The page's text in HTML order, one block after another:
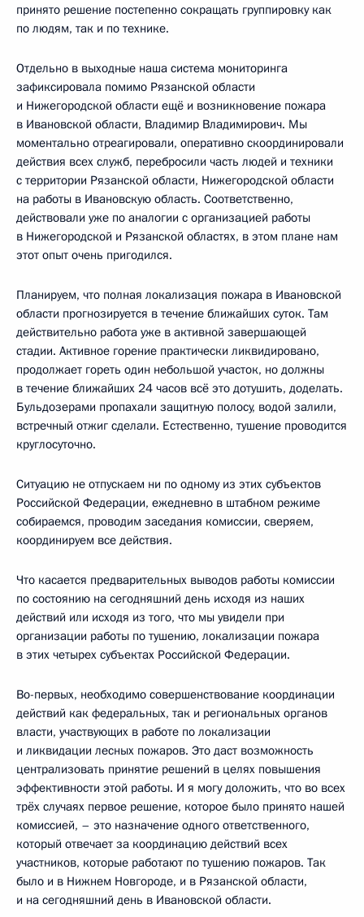
принято решение постепенно сокращать группировку как
по людям, так и по технике.
Отдельно в выходные наша система мониторинга
зафиксировала помимо Рязанской области
и Нижегородской области ещё и возникновение пожара
в Ивановской области, Владимир Владимирович. Мы
моментально отреагировали, оперативно скоординировали
действия всех служб, перебросили часть людей и техники
с территории Рязанской области, Нижегородской области
на работы в Ивановскую область. Соответственно,
действовали уже по аналогии с организацией работы
в Нижегородской и Рязанской областях, в этом плане нам
этот опыт очень пригодился.
Планируем, что полная локализация пожара в Ивановской
области прогнозируется в течение ближайших суток. Там
действительно работа уже в активной завершающей
стадии. Активное горение практически ликвидировано,
продолжает гореть один небольшой участок, но должны
в течение ближайших 24 часов всё это дотушить, доделать.
Бульдозерами пропахали защитную полосу, водой залили,
встречный отжиг сделали. Естественно, тушение проводится
круглосуточно.
Ситуацию не отпускаем ни по одному из этих субъектов
Российской Федерации, ежедневно в штабном режиме
собираемся, проводим заседания комиссии, сверяем,
координируем все действия.
Что касается предварительных выводов работы комиссии
по состоянию на сегодняшний день исходя из наших
действий или исходя из того, что мы увидели при
организации работы по тушению, локализации пожара
в этих четырех субъектах Российской Федерации.
Во-первых, необходимо совершенствование координации
действий как федеральных, так и региональных органов
власти, участвующих в работе по локализации
и ликвидации лесных пожаров. Это даст возможность
централизовать принятие решений в целях повышения
эффективности этой работы. И я могу доложить, что во всех
трёх случаях первое решение, которое было принято нашей
комиссией, – это назначение одного ответственного,
который отвечает за координацию действий всех
участников, которые работают по тушению пожаров. Так
было и в Нижнем Новгороде, и в Рязанской области,
и на сегодняшний день в Ивановской области.